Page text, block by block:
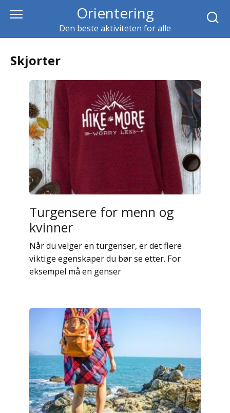
content
Orientering
Den beste aktiviteten for alle
Skjorter
Turgensere for menn og
kvinner
Når du velger en turgenser, er det flere
viktige egenskaper du bør se etter. For
eksempel må en genser